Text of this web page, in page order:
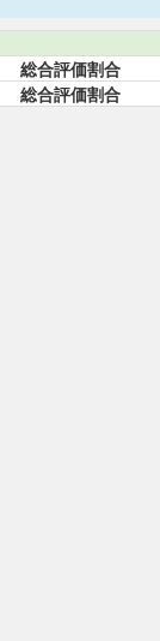
総合評価割合
総合評価割合